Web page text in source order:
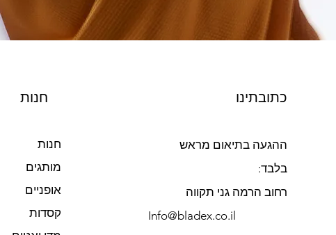
חנות
חנות
מותגים
אופניים
קסדות
כתובתינו
ההגעה בתיאום מראש
בלבד:
רחוב הרמה גני תקווה
Info@bladex.co.il